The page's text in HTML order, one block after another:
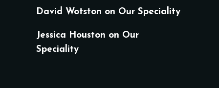
David Wotston on Our Speciality
Jessica Houston on Our
Speciality